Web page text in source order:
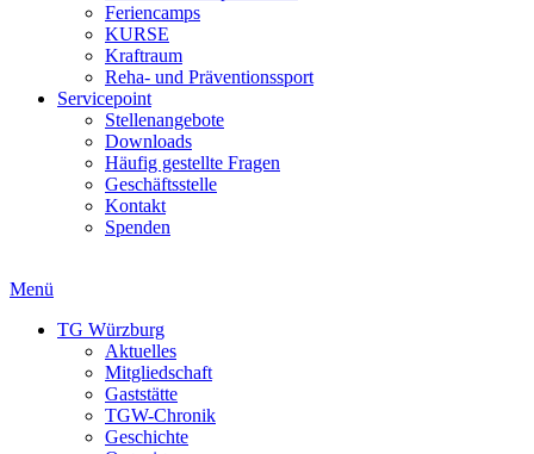
Feriencamps
KURSE
Kraftraum
Reha- und Präventionssport
Servicepoint
Stellenangebote
Downloads
Häufig gestellte Fragen
Geschäftsstelle
Kontakt
Spenden
Menü
TG Würzburg
Aktuelles
Mitgliedschaft
Gaststätte
TGW-Chronik
Geschichte